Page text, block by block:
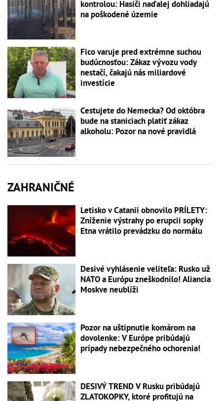
kontrolou: Hasiči naďalej dohliadajú
na poškodené územie
Fico varuje pred extrémne suchou
budúcnosťou: Zákaz vývozu vody
nestačí, čakajú nás miliardové
investície
Cestujete do Nemecka? Od októbra
bude na staniciach platiť zákaz
alkoholu: Pozor na nové pravidlá
ZAHRANIČNÉ
Letisko v Catanii obnovilo PRÍLETY:
Zníženie výstrahy po erupcii sopky
Etna vrátilo prevádzku do normálu
Desivé vyhlásenie veliteľa: Rusko už
NATO a Európu zneškodnilo! Aliancia
Moskve neublíži
Pozor na uštipnutie komárom na
dovolenke: V Európe pribúdajú
prípady nebezpečného ochorenia!
DESIVÝ TREND V Rusku pribúdajú
ZLATOKOPKY, ktoré profitujú na